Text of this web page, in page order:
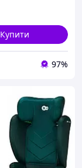
Купити
97%